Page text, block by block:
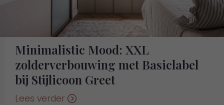
Minimalistic Mood: XXL
zolderverbouwing met Basiclabel
bij Stijlicoon Greet
Lees verder